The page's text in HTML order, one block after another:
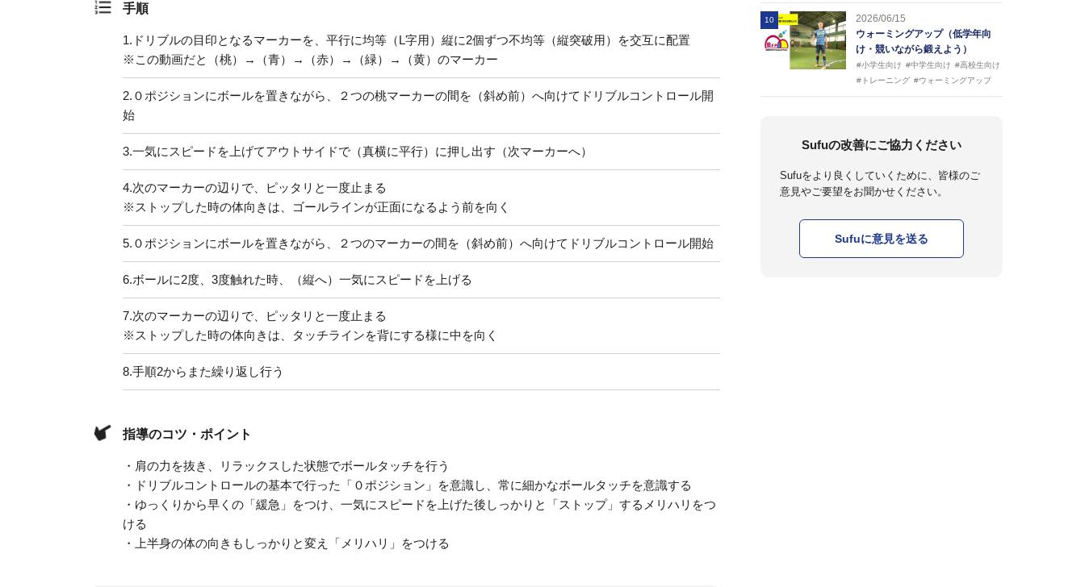
手順
1. ドリブルの目印となるマーカーを、平行に均等（L字用）縦に2個ずつ不均等（縦突破用）を交互に配置
※この動画だと（桃）→（青）→（赤）→（緑）→（黄）のマーカー
2. ０ポジションにボールを置きながら、２つの桃マーカーの間を（斜め前）へ向けてドリブルコントロール開
始
3.一気にスピードを上げてアウトサイドで（真横に平行）に押し出す（次マーカーへ）
4.次のマーカーの辺りで、ピッタリと一度止まる
※ストップした時の体向きは、ゴールラインが正面になるよう前を向く
5. ０ポジションにボールを置きながら、２つのマーカーの間を（斜め前）へ向けてドリブルコントロール開始
6.ボールに2度、3度触れた時、（縦へ）一気にスピードを上げる
7.次のマーカーの辺りで、ピッタリと一度止まる
※ストップした時の体向きは、タッチラインを背にする様に中を向く
8.手順2からまた繰り返し行う
指導のコツ・ポイント
・肩の力を抜き、リラックスした状態でボールタッチを行う
・ドリブルコントロールの基本で行った「０ポジション」を意識し、常に細かなボールタッチを意識する
・ゆっくりから早くの「緩急」をつけ、一気にスピードを上げた後しっかりと「ストップ」するメリハリをつ
ける
・上半身の体の向きもしっかりと変え「メリハリ」をつける
10
2026/06/15
ウォーミングアップ（低学年向
け・競いながら鍛えよう）
#小学生向け #中学生向け #高校生向け
#トレーニング #ウォーミングアップ
Sufuの改善にご協力ください
Sufuをより良くしていくために、皆様のご
意見やご要望をお聞かせください。
Sufuに意見を送る